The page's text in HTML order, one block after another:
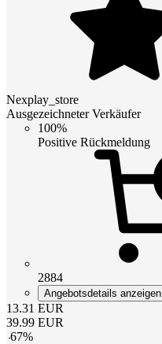
Nexplay_store
Ausgezeichneter Verkäufer
100%
Positive Rückmeldung
2884
Angebotsdetails anzeigen
13.31 EUR
39.99 EUR
-67%